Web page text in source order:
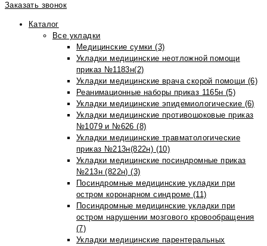
Заказать звонок
Каталог
Все укладки
Медицинские сумки (3)
Укладки медицинские неотложной помощи
приказ №1183н(2)
Укладки медицинские врача скорой помощи (6)
Реанимационные наборы приказ 1165н (5)
Укладки медицинские эпидемиологические (6)
Укладки медицинские противошоковые приказ
№1079 и №626 (8)
Укладки медицинские травматологические
приказ №213н(822н) (10)
Укладки медицинские посиндромные приказ
№213н (822н) (3)
Посиндромные медицинские укладки при
остром коронарном синдроме (11)
Посиндромные медицинские укладки при
остром нарушении мозгового кровообращения
(7)
Укладки медицинские парентеральных